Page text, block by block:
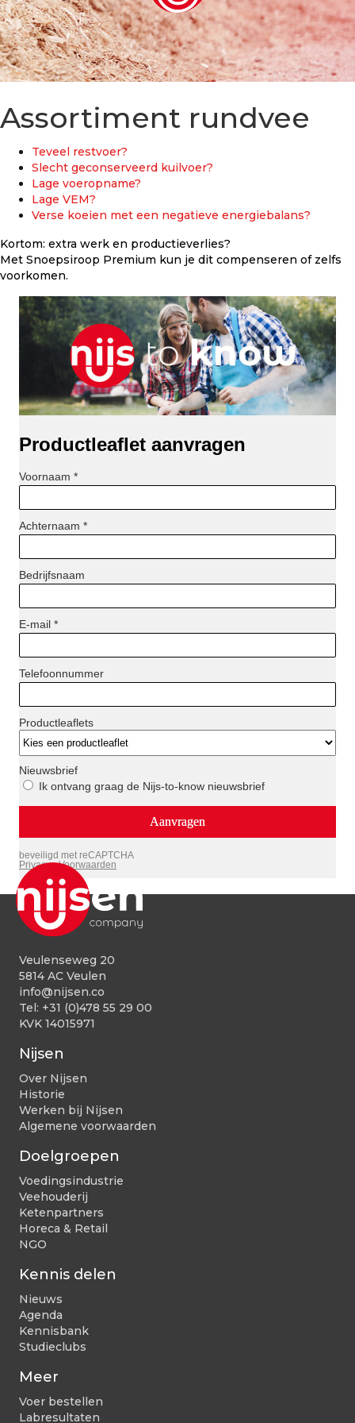
Assortiment rundvee
Teveel restvoer?
Slecht geconserveerd kuilvoer?
Lage voeropname?
Lage VEM?
Verse koeien met een negatieve energiebalans?
Kortom: extra werk en productieverlies?
Met Snoepsiroop Premium kun je dit compenseren of zelfs
voorkomen.
Veulenseweg 20
5814 AC Veulen
info@nijsen.co
Tel: +31 (0)478 55 29 00
KVK 14015971
Nijsen
Over Nijsen
Historie
Werken bij Nijsen
Algemene voorwaarden
Doelgroepen
Voedingsindustrie
Veehouderij
Ketenpartners
Horeca & Retail
NGO
Kennis delen
Nieuws
Agenda
Kennisbank
Studieclubs
Meer
Voer bestellen
Labresultaten